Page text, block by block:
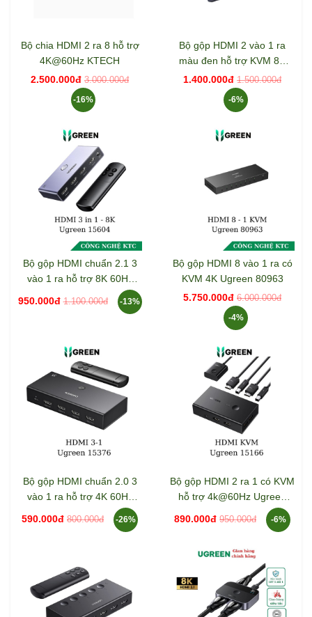
Bộ chia HDMI 2 ra 8 hỗ trợ
4K@60Hz KTECH
2.500.000đ 3.000.000đ
-16%
Bộ gộp HDMI 2 vào 1 ra
màu đen hỗ trợ KVM 8K
Ugreen 25961
1.400.000đ 1.500.000đ
-6%
Bộ gộp HDMI chuẩn 2.1 3
vào 1 ra hỗ trợ 8K 60Hz
950.000đ 1.100.000đ -13%
Bộ gộp HDMI 8 vào 1 ra có
KVM 4K Ugreen 80963
5.750.000đ 6.000.000đ
-4%
Bộ gộp HDMI chuẩn 2.0 3
vào 1 ra hỗ trợ 4K 60Hz
590.000đ 800.000đ -26%
Bộ gộp HDMI 2 ra 1 có KVM
hỗ trợ 4k@60Hz Ugreen
890.000đ 950.000đ -6%